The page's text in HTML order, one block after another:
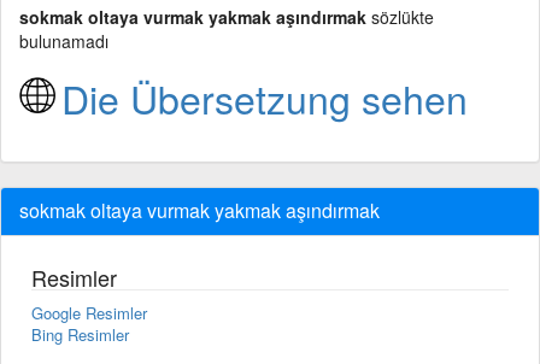
sokmak oltaya vurmak yakmak aşındırmak sözlükte
bulunamadı
Die Übersetzung sehen
sokmak oltaya vurmak yakmak aşındırmak
Resimler
Google Resimler
Bing Resimler